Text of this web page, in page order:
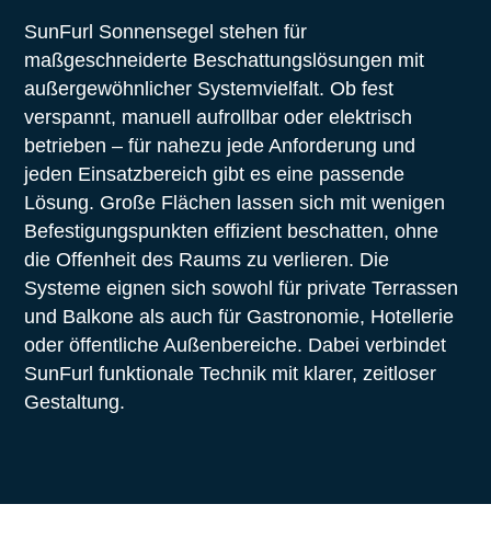
SunFurl Sonnensegel stehen für
maßgeschneiderte Beschattungslösungen mit
außergewöhnlicher Systemvielfalt. Ob fest
verspannt, manuell aufrollbar oder elektrisch
betrieben – für nahezu jede Anforderung und
jeden Einsatzbereich gibt es eine passende
Lösung. Große Flächen lassen sich mit wenigen
Befestigungspunkten effizient beschatten, ohne
die Offenheit des Raums zu verlieren. Die
Systeme eignen sich sowohl für private Terrassen
und Balkone als auch für Gastronomie, Hotellerie
oder öffentliche Außenbereiche. Dabei verbindet
SunFurl funktionale Technik mit klarer, zeitloser
Gestaltung.